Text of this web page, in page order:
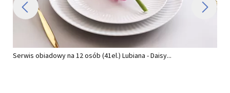
Serwis obiadowy na 12 osób (41el.) Lubiana - Daisy...